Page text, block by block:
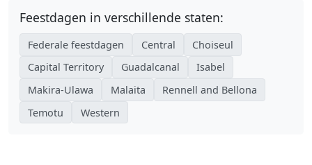
Feestdagen in verschillende staten:
Federale feestdagen Central
Choiseul
Capital Territory
Guadalcanal
Isabel
Makira-Ulawa
Malaita
Rennell and Bellona
Temotu
Western